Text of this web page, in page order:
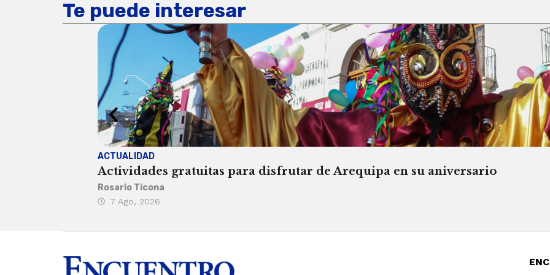
Te puede interesar
ACTUALIDAD
Actividades gratuitas para disfrutar de Arequipa en su aniversario
Rosario Ticona
7 Ago, 2026